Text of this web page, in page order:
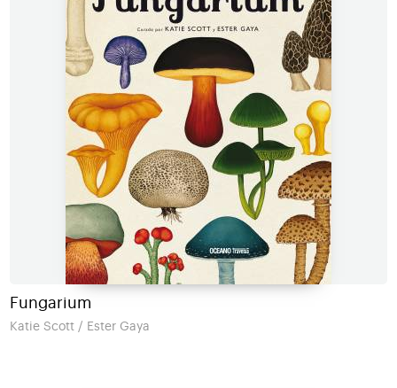
Fungarium
Katie Scott / Ester Gaya